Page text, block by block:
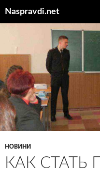
Naspravdi.net
НОВИНИ
КАК